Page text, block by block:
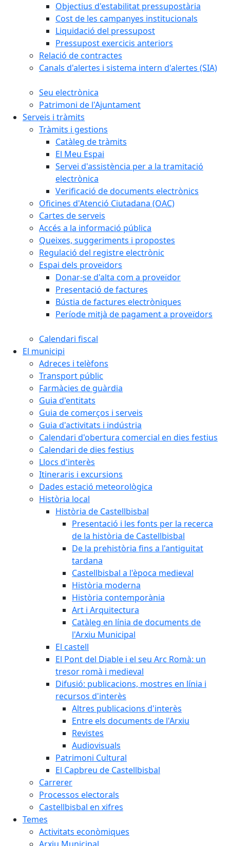
Objectius d'estabilitat pressupostària
Cost de les campanyes institucionals
Liquidació del pressupost
Pressupost exercicis anteriors
Relació de contractes
Canals d'alertes i sistema intern d'alertes (SIA)
Seu electrònica
Patrimoni de l'Ajuntament
Serveis i tràmits
Tràmits i gestions
Catàleg de tràmits
El Meu Espai
Servei d'assistència per a la tramitació
electrònica
Verificació de documents electrònics
Oficines d'Atenció Ciutadana (OAC)
Cartes de serveis
Accés a la informació pública
Queixes, suggeriments i propostes
Regulació del registre electrònic
Espai dels proveïdors
Donar-se d'alta com a proveïdor
Presentació de factures
Bústia de factures electròniques
Període mitjà de pagament a proveïdors
Calendari fiscal
El municipi
Adreces i telèfons
Transport públic
Farmàcies de guàrdia
Guia d'entitats
Guia de comerços i serveis
Guia d'activitats i indústria
Calendari d'obertura comercial en dies festius
Calendari de dies festius
Llocs d'interès
Itineraris i excursions
Dades estació meteorològica
Història local
Història de Castellbisbal
Presentació i les fonts per la recerca
de la història de Castellbisbal
De la prehistòria fins a l'antiguitat
tardana
Castellbisbal a l'època medieval
Història moderna
Història contemporània
Art i Arquitectura
Catàleg en línia de documents de
l'Arxiu Municipal
El castell
El Pont del Diable i el seu Arc Romà: un
tresor romà i medieval
Difusió: publicacions, mostres en línia i
recursos d'interès
Altres publicacions d'interès
Entre els documents de l'Arxiu
Revistes
Audiovisuals
Patrimoni Cultural
El Capbreu de Castellbisbal
Carrerer
Processos electorals
Castellbisbal en xifres
Temes
Activitats econòmiques